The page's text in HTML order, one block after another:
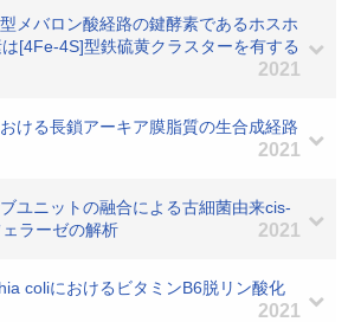
メバロン酸経路の鍵酵素であるホスホ
[4Fe-4S]型鉄硫黄クラスターを有する
2021
ける長鎖アーキア膜脂質の生合成経路
2021
ユニットの融合による古細菌由来cis-
ラーゼの解析
2021
coliにおけるビタミンB6脱リン酸化
2021